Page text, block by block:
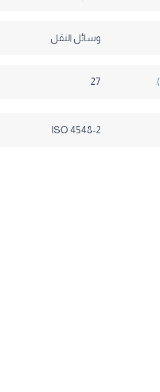
وسائل النقل
27
ISO 4548-2